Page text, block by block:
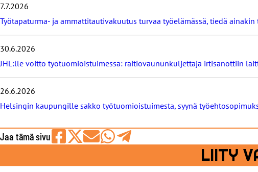
ä
t
u
u
t
s
e
t
7.7.2026
Työtapaturma- ja ammattitautivakuutus turvaa työelämässä, tiedä ainakin
30.6.2026
JHL:lle voitto työtuomioistuimessa: raitiovaununkuljettaja irtisanottiin
26.6.2026
Helsingin kaupungille sakko työtuomioistuimesta, syynä
Jaa tämä sivu
LIITY